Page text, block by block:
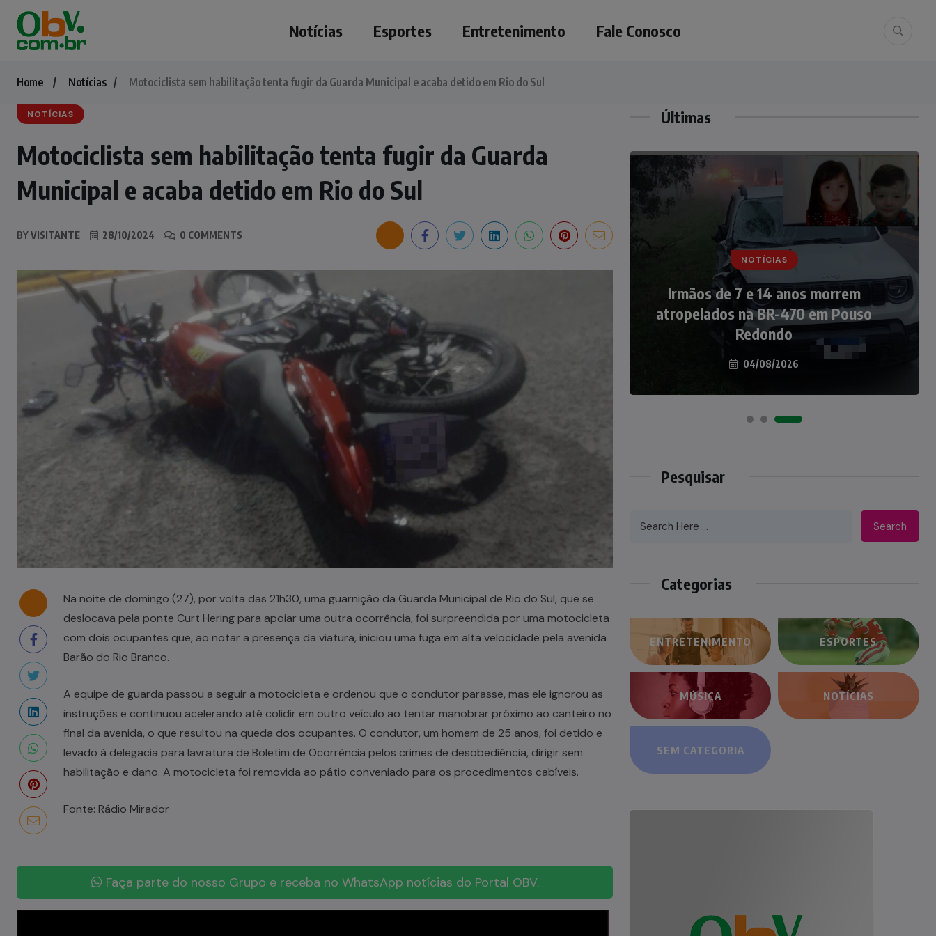
Notícias Esportes Entretenimento Fale Conosco
Home Notícias Motociclista sem habilitação tenta fugir da Guarda Municipal e acaba detido em Rio do Sul
NOTÍCIAS
Motociclista sem habilitação tenta fugir da Guarda
Municipal e acaba detido em Rio do Sul
BYVISITANTE 28/10/2024 0 COMMENTS
Na noite de domingo (27), por volta das 21h30, uma guarnição da Guarda Municipal de Rio do Sul, que se
deslocava pela ponte Curt Hering para apoiar uma outra ocorrência, foi surpreendida por uma motocicleta
com dois ocupantes que, ao notar a presença da viatura, iniciou uma fuga em alta velocidade pela avenida
Barão do Rio Branco.
A equipe de guarda passou a seguir a motocicleta e ordenou que o condutor parasse, mas ele ignorou as
instruções e continuou acelerando até colidir em outro veículo ao tentar manobrar próximo ao canteiro no
final da avenida, o que resultou na queda dos ocupantes. O condutor, um homem de 25 anos, foi detido e
levado à delegacia para lavratura de Boletim de Ocorrência pelos crimes de desobediência, dirigir sem
habilitação e dano. A motocicleta foi removida ao pátio conveniado para os procedimentos cabíveis.
Fonte: Rádio Mirador
Faça parte do nosso Grupo e receba no WhatsApp notícias do Portal OBV.
Últimas
NOTÍCIAS
Casal de idosos fica ferido após
veículo capotar em Pouso Redondo
07/08/2026
NOTÍCIAS
Irmãos de 7 e 14 anos morrem
atropelados na BR-470 em Pouso
Redondo
04/08/2026
NOTÍCIAS
Nádia Menegazzi leva o nome de
Taió ao palco do Programa Silvio
Santos
07/08/2026
Pesquisar
Search
Categorias
ENTRETENIMENTO ESPORTES
MÚSICA NOTÍCIAS
SEM CATEGORIA